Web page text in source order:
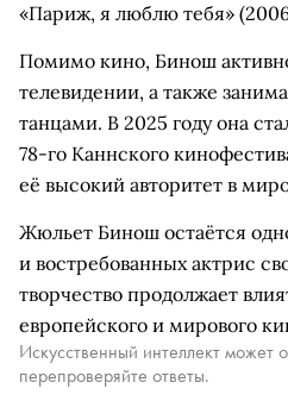
«Париж, я люблю тебя»
Помимо кино, Бинош
телевидении, а также
танцами. В 2025 году она
78-го Каннского
её высокий авторитет в
Жюльет Бинош остаётся
и востребованных актрис
творчество продолжает
европейского и мирового
Искусственный интеллект может
перепроверяйте ответы.